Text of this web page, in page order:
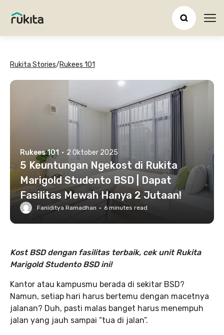
Rukita Stories/Rukees 101
Rukees 101 · 2 Oktober 2025
5 Keuntungan Ngekost di Rukita
Marigold Studento BSD | Dapat
Fasilitas Mewah Hanya 2 Jutaan!
Faniditya Ramadhan · 6minutes read
Kost BSD dengan fasilitas terbaik, cek unit Rukita
Marigold Studento BSD ini!
Kantor atau kampusmu berada di sekitar BSD?
Namun, setiap hari harus bertemu dengan macetnya
jalanan? Duh, pasti malas banget harus menempuh
jalan yang jauh sampai “tua di jalan”.